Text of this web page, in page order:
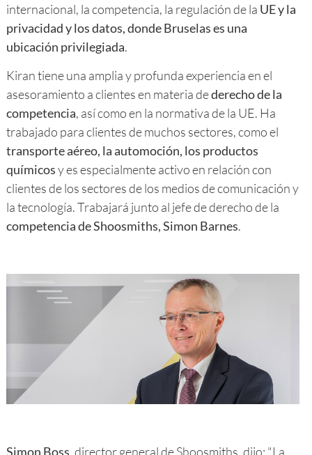
internacional, la competencia, la regulación de la UE y la
privacidad y los datos, donde Bruselas es una
ubicación privilegiada.
Kiran tiene una amplia y profunda experiencia en el
asesoramiento a clientes en materia dederecho de la
competencia, así como en la normativa de la UE. Ha
trabajado para clientes de muchos sectores, como el
transporte aéreo, la automoción, los productos
químicosy es especialmente activo en relación con
clientes de los sectores de los medios de comunicación y
la tecnología. Trabajará junto al jefe de derecho de la
competencia de Shoosmiths, Simon Barnes.
Simon Boss , director general de Shoosmiths, dijo: "La